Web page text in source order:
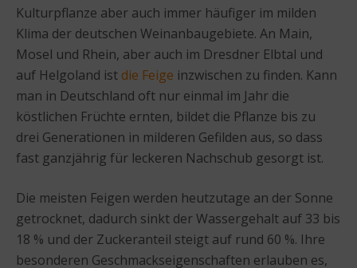
Kulturpflanze aber auch immer häufiger im milden
Klima der deutschen Weinanbaugebiete. An Main,
Mosel und Rhein, aber auch im Dresdner Elbtal und
auf Helgoland ist die Feige inzwischen zu finden. Kann
man in Deutschland oft nur einmal im Jahr die
köstlichen Früchte ernten, bildet die Pflanze bis zu
drei Generationen in milderen Gefilden aus, so dass
fast ganzjährig für leckeren Nachschub gesorgt ist.
Die meisten Feigen werden heutzutage an der Sonne
getrocknet, dadurch sinkt der Wassergehalt auf 33 bis
18 % und der Zuckeranteil steigt auf rund 60 %. Ihre
besonderen Geschmackseigenschaften erlauben es,